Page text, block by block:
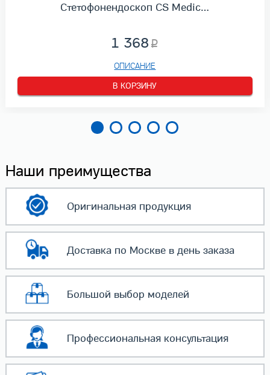
Стетофонендоскоп CS Medic…
1 368
ОПИСАНИЕ
В КОРЗИНУ
Наши преимущества
Оригинальнаяпродукция
Доставка по Москвев день заказа
Большой выбор моделей
Профессиональнаяконсультация